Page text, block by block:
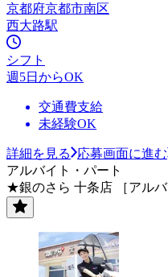
京都府京都市南区
西大路駅
シフト
週5日からOK
交通費支給
未経験OK
詳細を見る
応募画面に進む
アルバイト・パート
★銀のさら 十条店 ［アル